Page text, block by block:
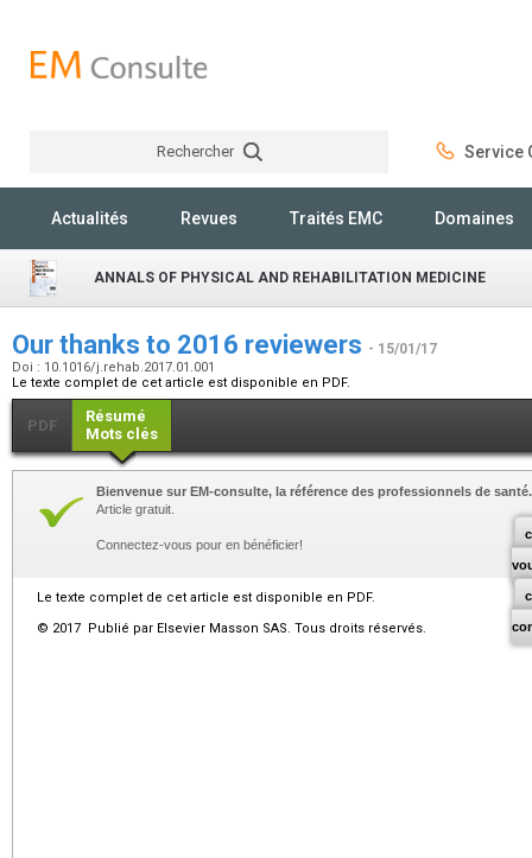
Rechercher Service
Actualités Revues Traités EMC Domaines
ANNALS OF PHYSICAL AND REHABILITATION MEDICINE
Our thanks to 2016 reviewers - 15/01/17
Doi : 10.1016/j.rehab.2017.01.001
Le texte complet de cet article est disponible en PDF.
PDF
Résumé
Mots clés
Bienvenue sur EM-consulte, la référence des professionnels de santé.
Article gratuit.
Connectez-vous pour en bénéficier!
Le texte complet de cet article est disponible en PDF.
© 2017 Publié par Elsevier Masson SAS. Tous droits réservés.